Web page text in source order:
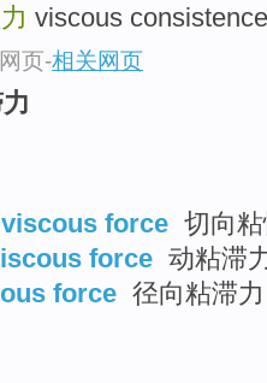
viscous
页-相关网页
force 切向
force 动粘滞
force 径向粘滞力